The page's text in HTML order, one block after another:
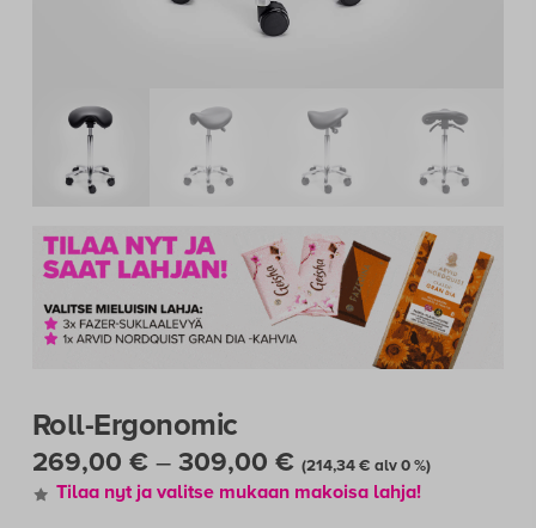
Roll-Ergonomic
269,00 € – 309,00 €Hintaluokka:
269,00 €
(214,34€ alv 0 %)
Tilaa nyt ja valitse mukaan makoisa lahja!